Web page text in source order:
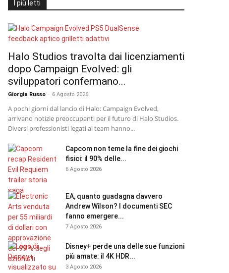
I più letti
Halo Studios travolta dai licenziamenti
dopo Campaign Evolved: gli
sviluppatori confermano...
Giorgia Russo - 6 Agosto 2026
A pochi giorni dal lancio di Halo: Campaign Evolved,
arrivano notizie preoccupanti per il futuro di Halo Studios.
Diversi professionisti legati al team hanno...
Capcom non teme la fine dei giochi
fisici: il 90% delle...
6 Agosto 2026
EA, quanto guadagna davvero
Andrew Wilson? I documenti SEC
fanno emergere...
7 Agosto 2026
Disney+ perde una delle sue funzioni
più amate: il 4K HDR...
3 Agosto 2026